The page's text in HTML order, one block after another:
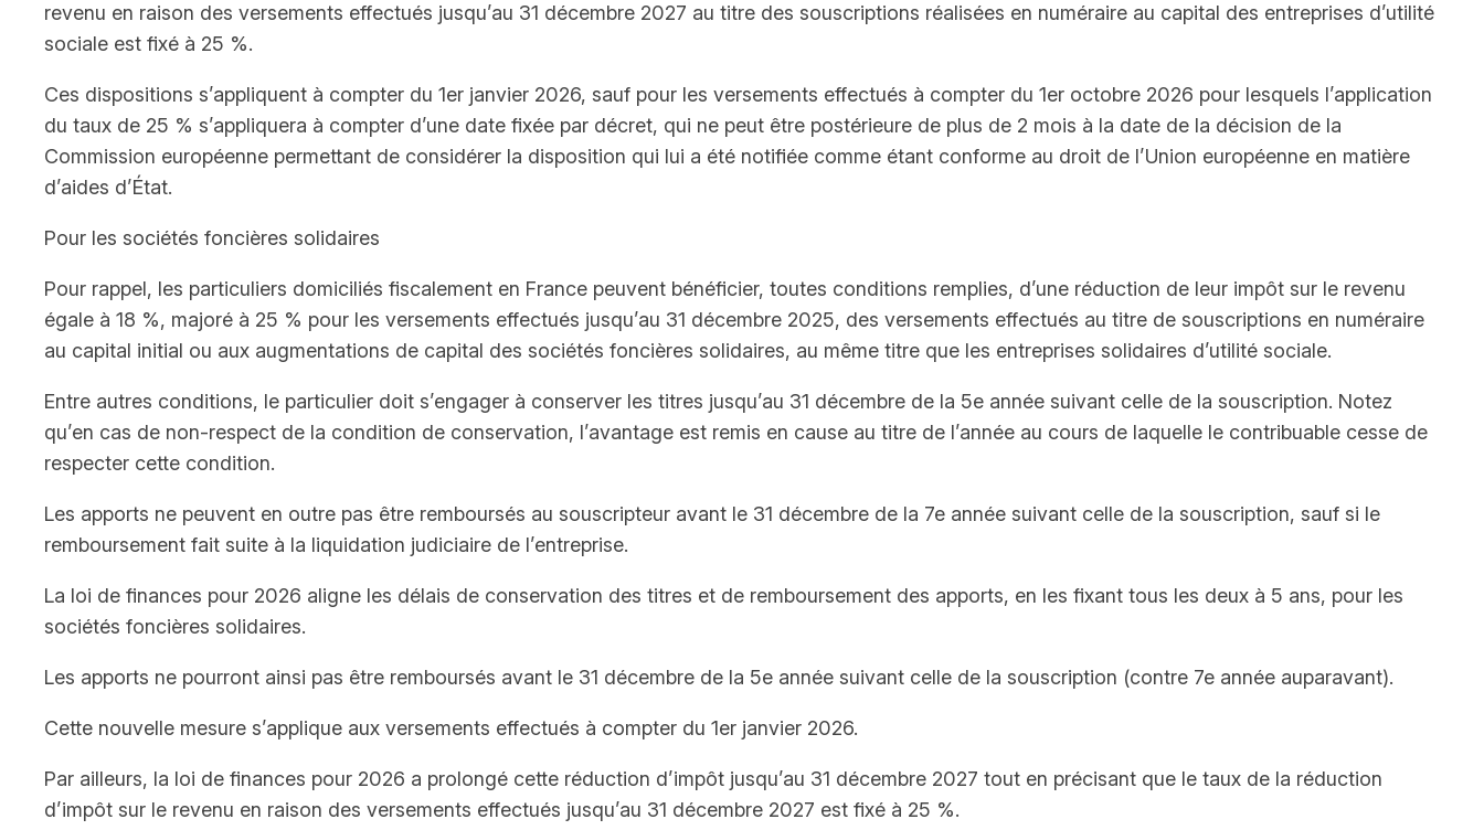
revenu en raison des versements effectués jusqu’au 31 décembre 2027 au titre des souscriptions réalisées en numéraire au capital des entreprises d’utilité
sociale est fixé à 25 %.
Ces dispositions s’appliquent à compter du 1er janvier 2026, sauf pour les versements effectués à compter du 1er octobre 2026 pour lesquels l’application
du taux de 25 % s’appliquera à compter d’une date fixée par décret, qui ne peut être postérieure de plus de 2 mois à la date de la décision de la
Commission européenne permettant de considérer la disposition qui lui a été notifiée comme étant conforme au droit de l’Union européenne en matière
d’aides d’État.
Pour les sociétés foncières solidaires
Pour rappel, les particuliers domiciliés fiscalement en France peuvent bénéficier, toutes conditions remplies, d’une réduction de leur impôt sur le revenu
égale à 18 %, majoré à 25 % pour les versements effectués jusqu’au 31 décembre 2025, des versements effectués au titre de souscriptions en numéraire
au capital initial ou aux augmentations de capital des sociétés foncières solidaires, au même titre que les entreprises solidaires d’utilité sociale.
Entre autres conditions, le particulier doit s’engager à conserver les titres jusqu’au 31 décembre de la 5e année suivant celle de la souscription. Notez
qu’en cas de non-respect de la condition de conservation, l’avantage est remis en cause au titre de l’année au cours de laquelle le contribuable cesse de
respecter cette condition.
Les apports ne peuvent en outre pas être remboursés au souscripteur avant le 31 décembre de la 7e année suivant celle de la souscription, sauf si le
remboursement fait suite à la liquidation judiciaire de l’entreprise.
La loi de finances pour 2026 aligne les délais de conservation des titres et de remboursement des apports, en les fixant tous les deux à 5 ans, pour les
sociétés foncières solidaires.
Les apports ne pourront ainsi pas être remboursés avant le 31 décembre de la 5e année suivant celle de la souscription (contre 7e année auparavant).
Cette nouvelle mesure s’applique aux versements effectués à compter du 1er janvier 2026.
Par ailleurs, la loi de finances pour 2026 a prolongé cette réduction d’impôt jusqu’au 31 décembre 2027 tout en précisant que le taux de la réduction
d’impôt sur le revenu en raison des versements effectués jusqu’au 31 décembre 2027 est fixé à 25 %.